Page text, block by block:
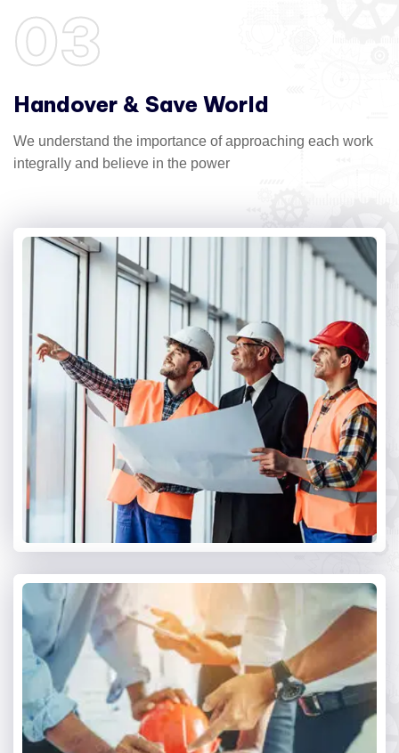
03
Handover & Save World
We understand the importance of approaching each work
integrally and believe in the power